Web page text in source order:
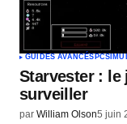
GUIDES AVANCÉS PC
Starvester : le
surveiller
par William Olson5 juin